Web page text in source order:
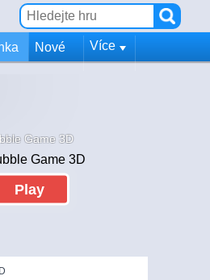
Nové Více
Game 3D
Play